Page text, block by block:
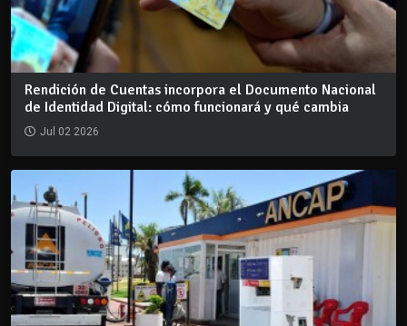
Rendición de Cuentas incorpora el Documento Nacional
de Identidad Digital: cómo funcionará y qué cambia
Jul 02 2026